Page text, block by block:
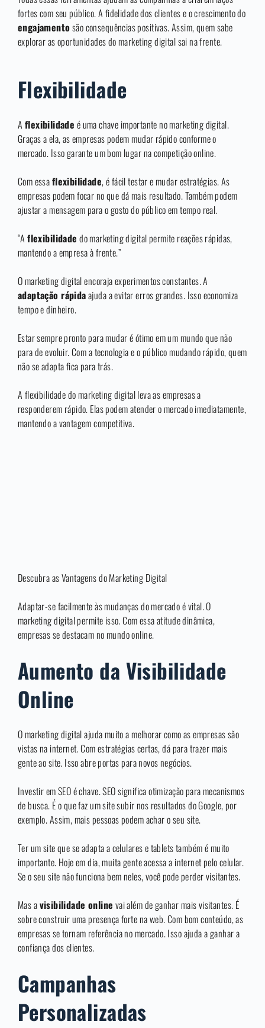
fortes com seu público. A fidelidade dos clientes e o crescimento do
engajamentosão consequências positivas. Assim, quem sabe
explorar as oportunidades do marketing digital sai na frente.
Flexibilidade
A flexibilidade é uma chave importante no marketing digital.
Graças a ela, as empresas podem mudar rápido conforme o
mercado. Isso garante um bom lugar na competição online.
Com essaflexibilidade, é fácil testar e mudar estratégias. As
empresas podem focar no que dá mais resultado. Também podem
ajustar a mensagem para o gosto do público em tempo real.
“Aflexibilidade do marketing digital permite reações rápidas,
mantendo a empresa à frente.”
O marketing digital encoraja experimentos constantes. A
adaptação rápidaajuda a evitar erros grandes. Isso economiza
tempo e dinheiro.
Estar sempre pronto para mudar é ótimo em um mundo que não
para de evoluir. Com a tecnologia e o público mudando rápido, quem
não se adapta fica para trás.
A flexibilidade do marketing digital leva as empresas a
responderem rápido. Elas podem atender o mercado imediatamente,
mantendo a vantagem competitiva.
Descubra as Vantagens do Marketing Digital
Adaptar-se facilmente às mudanças do mercado é vital. O
marketing digital permite isso. Com essa atitude dinâmica,
empresas se destacam no mundo online.
Aumento da Visibilidade
Online
O marketing digital ajuda muito a melhorar como as empresas são
vistas na internet. Com estratégias certas, dá para trazer mais
gente ao site. Isso abre portas para novos negócios.
Investir em SEO é chave. SEO significa otimização para mecanismos
de busca. É o que faz um site subir nos resultados do Google, por
exemplo. Assim, mais pessoas podem achar o seu site.
Ter um site que se adapta a celulares e tablets também é muito
importante. Hoje em dia, muita gente acessa a internet pelo celular.
Se o seu site não funciona bem neles, você pode perder visitantes.
Mas avisibilidade online vai além de ganhar mais visitantes. É
sobre construir uma presença forte na web. Com bom conteúdo, as
empresas se tornam referência no mercado. Isso ajuda a ganhar a
confiança dos clientes.
Campanhas
Personalizadas